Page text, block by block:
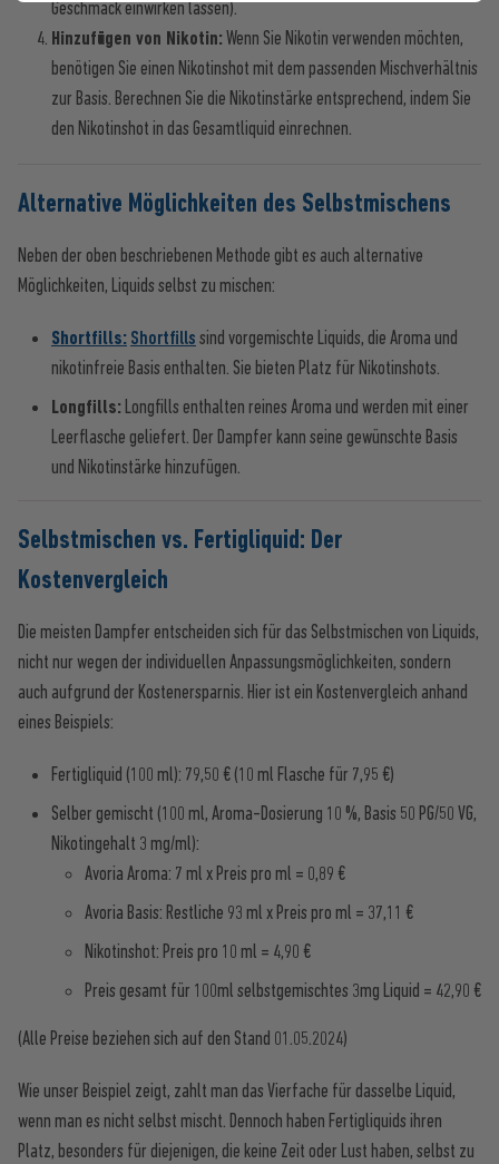
Geschmack einwirken lassen).
Hinzufügen von Nikotin: Wenn Sie Nikotin verwenden möchten,
benötigen Sie einen Nikotinshot mit dem passenden Mischverhältnis
zur Basis. Berechnen Sie die Nikotinstärke entsprechend, indem Sie
den Nikotinshot in das Gesamtliquid einrechnen.
Alternative Möglichkeiten des Selbstmischens
Neben der oben beschriebenen Methode gibt es auch alternative
Möglichkeiten, Liquids selbst zu mischen:
Shortfills: Shortfills sind vorgemischte Liquids, die Aroma und
nikotinfreie Basis enthalten. Sie bieten Platz für Nikotinshots.
Longfills: Longfills enthalten reines Aroma und werden mit einer
Leerflasche geliefert. Der Dampfer kann seine gewünschte Basis
und Nikotinstärke hinzufügen.
Selbstmischen vs. Fertigliquid: Der
Kostenvergleich
Die meisten Dampfer entscheiden sich für das Selbstmischen von Liquids,
nicht nur wegen der individuellen Anpassungsmöglichkeiten, sondern
auch aufgrund der Kostenersparnis. Hier ist ein Kostenvergleich anhand
eines Beispiels:
Fertigliquid (100 ml): 79,50 € (10 ml Flasche für 7,95 €)
Selber gemischt (100 ml, Aroma-Dosierung 10 %, Basis 50 PG/50 VG,
Nikotingehalt 3 mg/ml):
Avoria Aroma: 7 ml x Preis pro ml = 0,89 €
Avoria Basis: Restliche 93 ml x Preis pro ml = 37,11 €
Nikotinshot: Preis pro 10 ml = 4,90 €
Preis gesamt für 100ml selbstgemischtes 3mg Liquid = 42,90 €
(Alle Preise beziehen sich auf den Stand 01.05.2024)
Wie unser Beispiel zeigt, zahlt man das Vierfache für dasselbe Liquid,
wenn man es nicht selbst mischt. Dennoch haben Fertigliquids ihren
Platz, besonders für diejenigen, die keine Zeit oder Lust haben, selbst zu